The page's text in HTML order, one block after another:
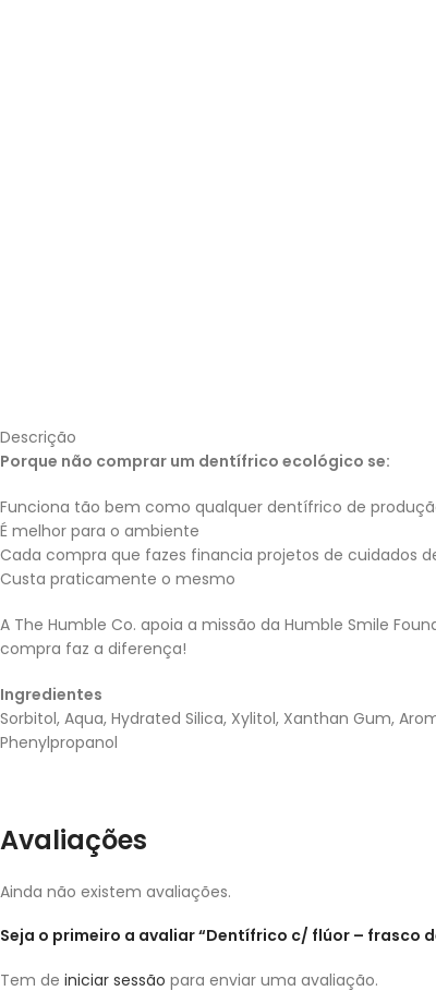
Descrição
Porque não comprar um dentífrico ecológico se:
Funciona tão bem como qualquer dentífrico de
É melhor para o ambiente
Cada compra que fazes financia projetos de cuidados
Custa praticamente o mesmo
A The Humble Co. apoia a missão da Humble Smile
compra faz a diferença!
Ingredientes
Sorbitol, Aqua, Hydrated Silica, Xylitol, Xanthan Gum,
Phenylpropanol
Avaliações
Ainda não existem avaliações.
Seja o primeiro a avaliar “Dentífrico c/ flúor – frasco
Tem de iniciar sessão para enviar uma avaliação.